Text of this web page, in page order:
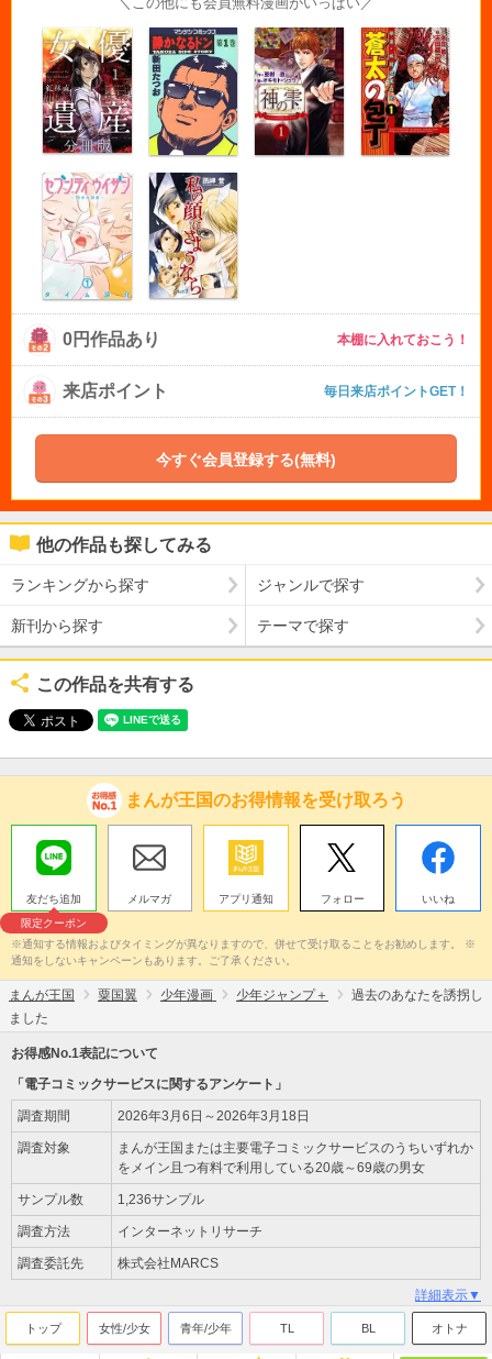
0円作品あり 本棚に入れておこう！
来店ポイント 毎日来店ポイントGET！
今すぐ会員登録する(無料)
他の作品も探してみる
ランキングから探す ジャンルで探す
新刊から探す テーマで探す
この作品を共有する
まんが王国のお得情報を受け取ろう
友だち追加
限定クーポン
メルマガ アプリ通知 フォロー いいね
※通知する情報およびタイミングが異なりますので、併せて受け取ることをお勧めします。 ※
通知をしないキャンペーンもあります。ご了承ください。
まんが王国 粟国翼 少年漫画 少年ジャンプ＋
過去のあなたを誘拐し
ました
お得感No.1表記について
「電子コミックサービスに関するアンケート」
調査期間 2026年3月6日～2026年3月18日
調査対象
まんが王国または主要電子コミックサービスのうちいずれか
をメイン且つ有料で利用している20歳～69歳の男女
サンプル数 1,236サンプル
調査方法 インターネットリサーチ
調査委託先 株式会社MARCS
詳細表示▼
トップ 女性/少女 青年/少年 TL BL オトナ